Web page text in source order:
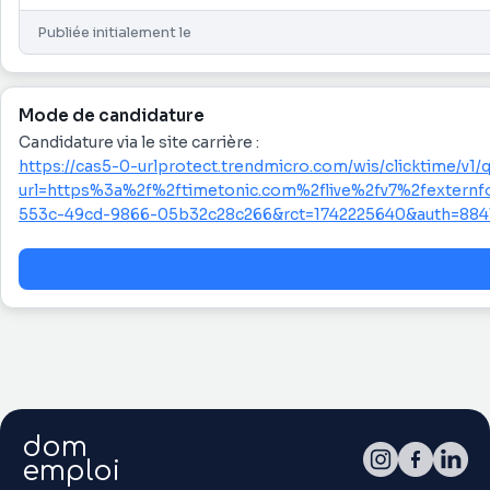
Publiée initialement le
Mode de candidature
Candidature via le site carrière :
https://cas5-0-urlprotect.trendmicro.com/wis/clicktime/v1/
553c-49cd-9866-
dom
emploi